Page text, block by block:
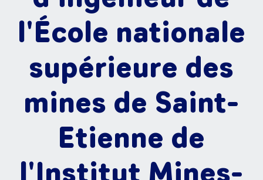
l'École nationale
supérieure des
mines de Saint-
Etienne de
l'Institut Mines-